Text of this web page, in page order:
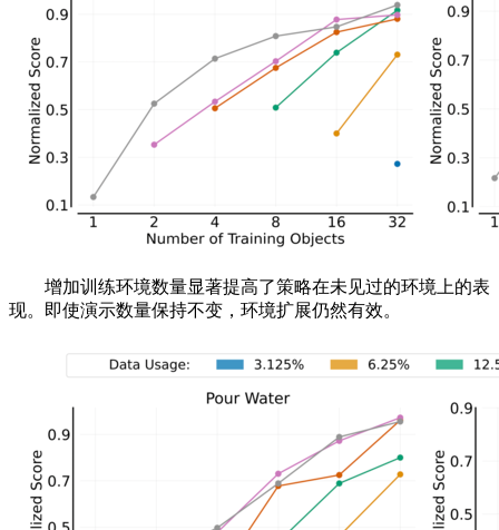
增加训练环境数量显著提高了策略在未见过的环境上的表
现。即使演示数量保持不变，环境扩展仍然有效。